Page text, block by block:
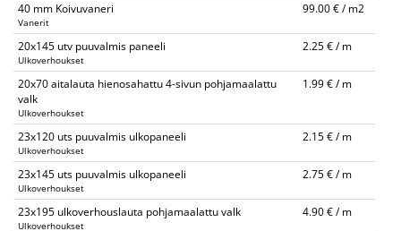
40 mm Koivuvaneri
Vanerit
99.00 € / m2
20x145 utv puuvalmis paneeli
Ulkoverhoukset
2.25 € / m
20x70 aitalauta hienosahattu 4-sivun pohjamaalattu
valk
Ulkoverhoukset
1.99 € / m
23x120 uts puuvalmis ulkopaneeli
Ulkoverhoukset
2.15 € / m
23x145 uts puuvalmis ulkopaneeli
Ulkoverhoukset
2.75 € / m
23x195 ulkoverhouslauta pohjamaalattu valk
Ulkoverhoukset
4.90 € / m